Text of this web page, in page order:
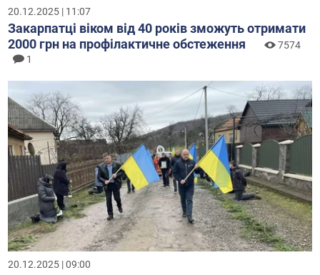
20.12.2025 | 11:07
Закарпатці віком від 40 років зможуть отримати
2000 грн на профілактичне обстеження
7574
1
20.12.2025 | 09:00